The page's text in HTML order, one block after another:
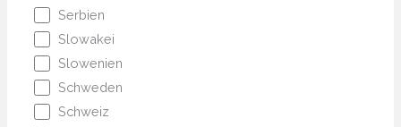
Serbien
Slowakei
Slowenien
Schweden
Schweiz